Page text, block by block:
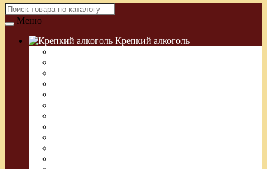
Меню
Крепкий алкоголь